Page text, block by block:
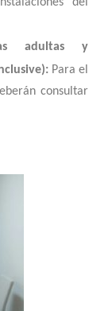
del
adultas y
Para el
consultar